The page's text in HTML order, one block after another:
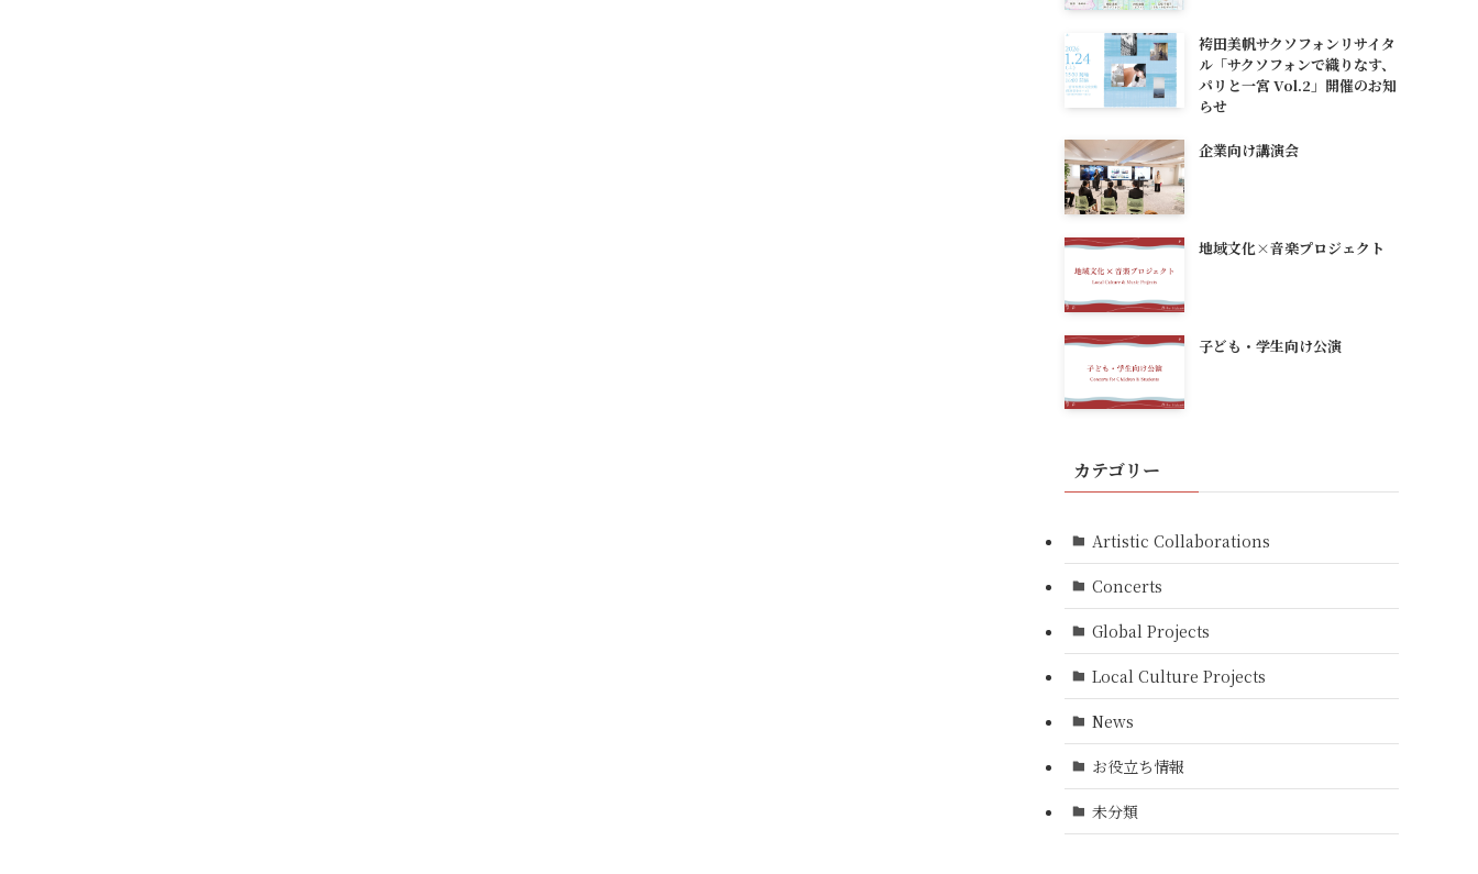
袴田美帆サクソフォンリサイタ
ル「サクソフォンで織りなす、
パリと一宮 Vol.2」開催のお知
らせ
企業向け講演会
地域文化×音楽プロジェクト
子ども・学生向け公演
カテゴリー
Artistic Collaborations
Concerts
Global Projects
Local Culture Projects
News
お役立ち情報
未分類